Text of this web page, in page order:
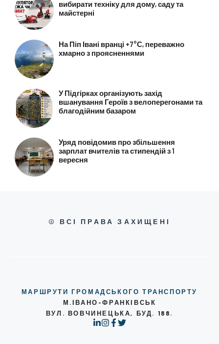
вибирати техніку для дому, саду та
майстерні
На Піп Івані вранці +7°С, переважно
хмарно з проясненнями
У Підгірках організують захід
вшанування Героїв з велоперегонами та
благодійним базаром
Уряд повідомив про збільшення
зарплат вчителів та стипендій з 1
вересня
© ВСІ ПРАВА ЗАХИЩЕНІ
МАРШРУТИ ГРОМАДСЬКОГО ТРАНСПОРТУ
М.ІВАНО-ФРАНКІВСЬК
ВУЛ. ВОВЧИНЕЦЬКА, БУД. 188.